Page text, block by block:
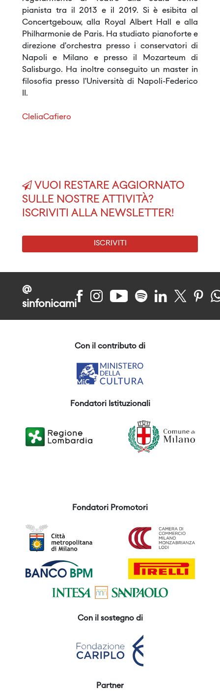
pianista tra il 2013 e il 2019. Si è esibita al
Concertgebouw, alla Royal Albert Hall e alla
Philharmonie de Paris. Ha studiato pianoforte e
direzione d’orchestra presso i conservatori di
Napoli e Milano e presso il Mozarteum di
Salisburgo. Ha inoltre conseguito un master in
filosofia presso l’Università di Napoli-Federico
II.
CleliaCafiero
VUOI RESTARE AGGIORNATO
SULLE NOSTRE ATTIVITÀ?
ISCRIVITI ALLA NEWSLETTER!
ISCRIVITI
@
sinfonicami
Con il contributo di
Fondatori Istituzionali
Fondatori Promotori
Con il sostegno di
Partner